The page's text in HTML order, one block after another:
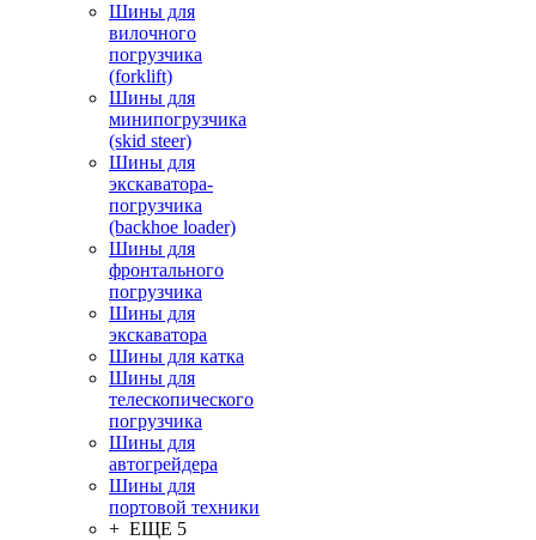
Шины для
вилочного
погрузчика
(forklift)
Шины для
минипогрузчика
(skid steer)
Шины для
экскаватора-
погрузчика
(backhoe loader)
Шины для
фронтального
погрузчика
Шины для
экскаватора
Шины для катка
Шины для
телескопического
погрузчика
Шины для
автогрейдера
Шины для
портовой техники
+ ЕЩЕ 5